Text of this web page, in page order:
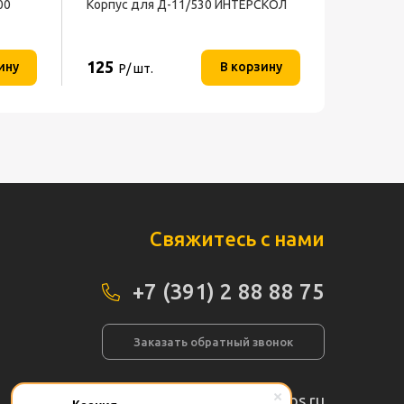
Корпус для Д-11/530 ИНТЕРСКОЛ
125 Р/ шт. В корзину
Свяжитесь с нами
+7 (391) 2 88 88 75
Заказать обратный звонок
info@pogos.ru